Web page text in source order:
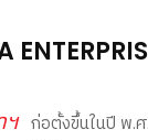
ก่อตั้งขึ้นในปี พ.